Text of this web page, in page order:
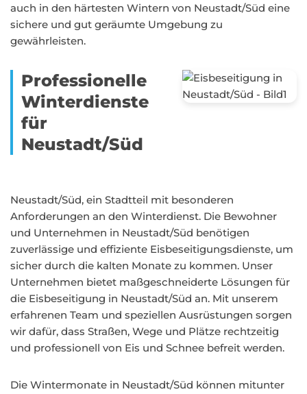
auch in den härtesten Wintern von Neustadt/Süd eine
sichere und gut geräumte Umgebung zu
gewährleisten.
Professionelle
Winterdienste
für
Neustadt/Süd
Neustadt/Süd, ein Stadtteil mit besonderen
Anforderungen an den Winterdienst. Die Bewohner
und Unternehmen in Neustadt/Süd benötigen
zuverlässige und effiziente Eisbeseitigungsdienste, um
sicher durch die kalten Monate zu kommen. Unser
Unternehmen bietet maßgeschneiderte Lösungen für
die Eisbeseitigung in Neustadt/Süd an. Mit unserem
erfahrenen Team und speziellen Ausrüstungen sorgen
wir dafür, dass Straßen, Wege und Plätze rechtzeitig
und professionell von Eis und Schnee befreit werden.
Die Wintermonate in Neustadt/Süd können mitunter